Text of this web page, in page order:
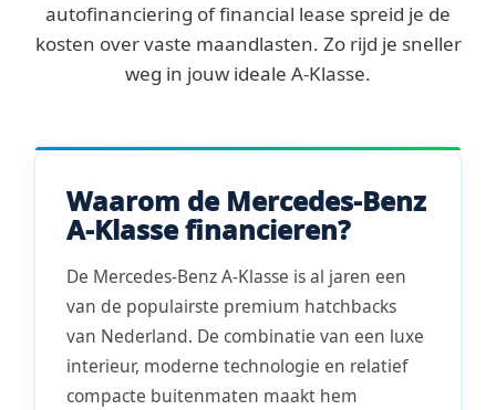
autofinanciering of financial lease spreid je de
kosten over vaste maandlasten. Zo rijd je sneller
weg in jouw ideale A-Klasse.
Waarom de Mercedes-Benz
A-Klasse financieren?
De Mercedes-Benz A-Klasse is al jaren een
van de populairste premium hatchbacks
van Nederland. De combinatie van een luxe
interieur, moderne technologie en relatief
compacte buitenmaten maakt hem